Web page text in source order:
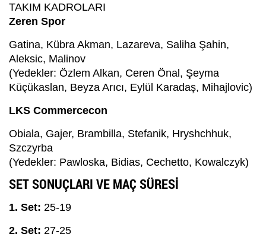
TAKIM KADROLARI
Zeren Spor
Gatina, Kübra Akman, Lazareva, Saliha Şahin,
Aleksic, Malinov
(Yedekler: Özlem Alkan, Ceren Önal, Şeyma
Küçükaslan, Beyza Arıcı, Eylül Karadaş, Mihajlovic)
LKS Commercecon
Obiala, Gajer, Brambilla, Stefanik, Hryshchhuk,
Szczyrba
(Yedekler: Pawloska, Bidias, Cechetto, Kowalczyk)
SET SONUÇLARI VE MAÇ SÜRESİ
1. Set: 25-19
2. Set: 27-25